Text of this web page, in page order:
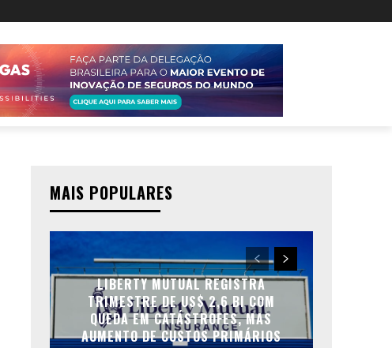
MAIS POPULARES
LIBERTY MUTUAL REGISTRA
TRIMESTRE DE US$ 2,6 BI COM
QUEDA EM CATÁSTROFES, MAS
AUMENTO DE CUSTOS PRIMÁRIOS